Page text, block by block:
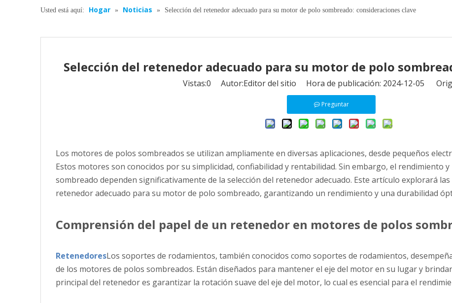
Usted está aquí: Hogar » Noticias » Selección del retenedor adecuado para su motor de polo sombreado: consideraciones clave
Selección del retenedor adecuado para su motor de polo
Vistas:0 Autor:Editor del sitio Hora de publicación: 2024-12-05
Preguntar
Los motores de polos sombreados se utilizan ampliamente en diversas aplicaciones, desde pequeños
Estos motores son conocidos por su simplicidad, confiabilidad y rentabilidad. Sin embargo, el rendimiento
sombreado dependen significativamente de la selección del retenedor adecuado. Este artículo explorará
retenedor adecuado para su motor de polo sombreado, garantizando un rendimiento y una durabilidad
Comprensión del papel de un retenedor en motores de polos
RetenedoresLos soportes de rodamientos, también conocidos como soportes de rodamientos,
de los motores de polos sombreados. Están diseñados para mantener el eje del motor en su lugar y
principal del retenedor es garantizar la rotación suave del eje del motor, lo cual es esencial para el